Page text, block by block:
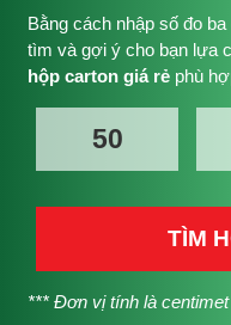
Bằng cách nhập số đo
tìm và gợi ý cho bạn lựa
hộp carton giá rẻphù
TÌM
*** Đơn vị tính là